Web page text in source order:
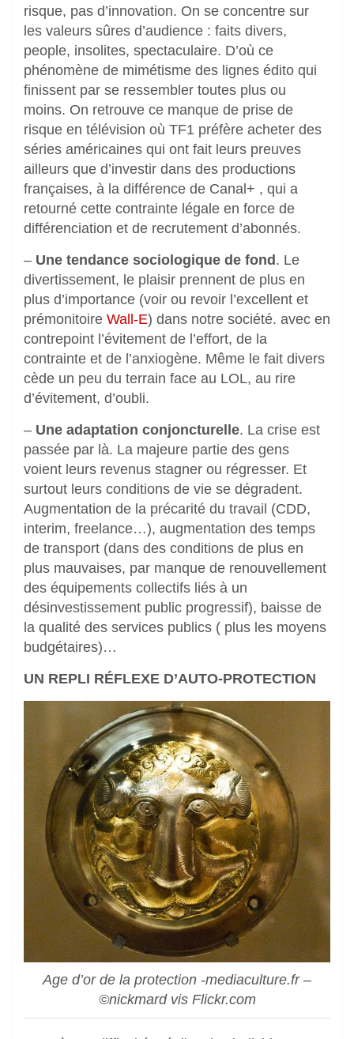
risque, pas d’innovation. On se concentre sur
les valeurs sûres d’audience : faits divers,
people, insolites, spectaculaire. D’où ce
phénomène de mimétisme des lignes édito qui
finissent par se ressembler toutes plus ou
moins. On retrouve ce manque de prise de
risque en télévision où TF1 préfère acheter des
séries américaines qui ont fait leurs preuves
ailleurs que d’investir dans des productions
françaises, à la différence de Canal+ , qui a
retourné cette contrainte légale en force de
différenciation et de recrutement d’abonnés.
– Une tendance sociologique de fond. Le
divertissement, le plaisir prennent de plus en
plus d’importance (voir ou revoir l’excellent et
prémonitoire Wall-E) dans notre société. avec en
contrepoint l’évitement de l’effort, de la
contrainte et de l’anxiogène. Même le fait divers
cède un peu du terrain face au LOL, au rire
d’évitement, d’oubli.
– Une adaptation conjoncturelle. La crise est
passée par là. La majeure partie des gens
voient leurs revenus stagner ou régresser. Et
surtout leurs conditions de vie se dégradent.
Augmentation de la précarité du travail (CDD,
interim, freelance…), augmentation des temps
de transport (dans des conditions de plus en
plus mauvaises, par manque de renouvellement
des équipements collectifs liés à un
désinvestissement public progressif), baisse de
la qualité des services publics ( plus les moyens
budgétaires)…
UN REPLI RÉFLEXE D’AUTO-PROTECTION
Age d’or de la protection -mediaculture.fr –
©nickmard vis Flickr.com